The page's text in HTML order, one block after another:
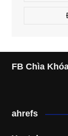
FB Chìa
ahrefs